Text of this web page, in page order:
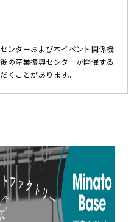
ンターおよび本イベント関係機
の産業振興センターが開催する
くことがあります。